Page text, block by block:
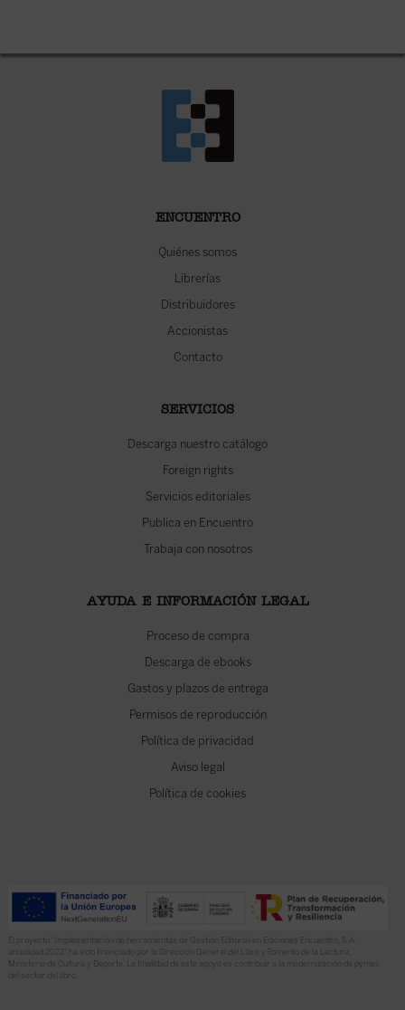
ENCUENTRO
Quiénes somos
Librerías
Distribuidores
Accionistas
Contacto
SERVICIOS
Descarga nuestro catálogo
Foreign rights
Servicios editoriales
Publica en Encuentro
Trabaja con nosotros
AYUDA E INFORMACIÓN LEGAL
Proceso de compra
Descarga de ebooks
Gastos y plazos de entrega
Permisos de reproducción
Política de privacidad
Aviso legal
Política de cookies
El proyecto “Implementación de herramientas de Gestión Editorial en Ediciones Encuentro, S.A.
anualidad 2022” ha sido financiado por la Dirección General del Libro y Fomento de la Lectura,
Ministerio de Cultura y Deporte. La finalidad de este apoyo es contribuir a la modernización de pymes
del sector del libro.